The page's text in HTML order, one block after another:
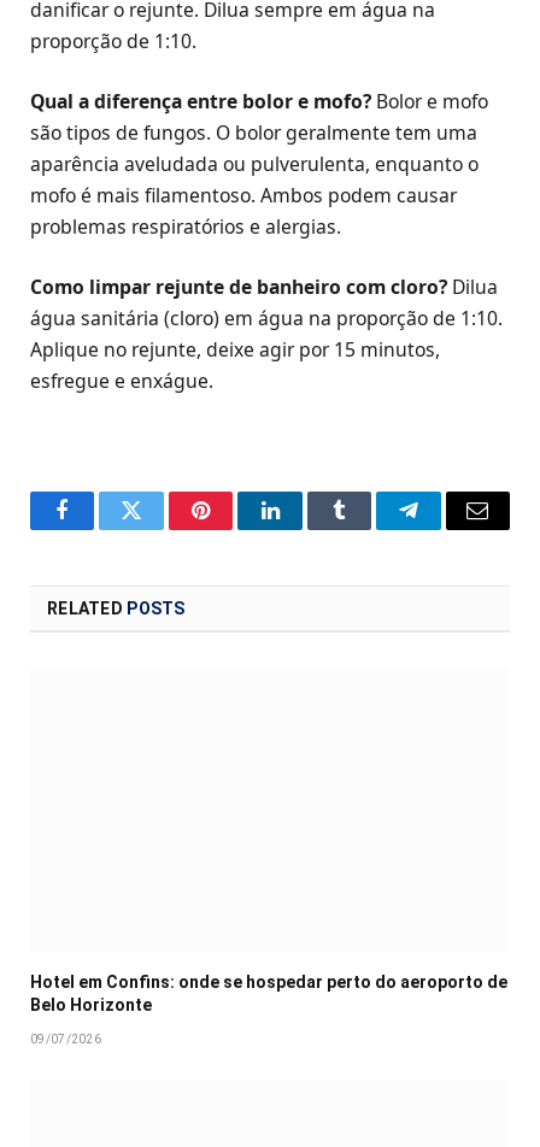
danificar o rejunte. Dilua sempre em água na
proporção de 1:10.
Qual a diferença entre bolor e mofo? Bolor e mofo
são tipos de fungos. O bolor geralmente tem uma
aparência aveludada ou pulverulenta, enquanto o
mofo é mais filamentoso. Ambos podem causar
problemas respiratórios e alergias.
Como limpar rejunte de banheiro com cloro? Dilua
água sanitária (cloro) em água na proporção de 1:10.
Aplique no rejunte, deixe agir por 15 minutos,
esfregue e enxágue.
FacebookTwitter PinterestLinkedInTumblr TelegramEmail
RELATED POSTS
Hotel em Confins: onde se hospedar perto do aeroporto de
Belo Horizonte
09/07/2026